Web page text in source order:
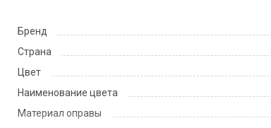
Бренд
Страна
Цвет
Наименование цвета
Материал оправы